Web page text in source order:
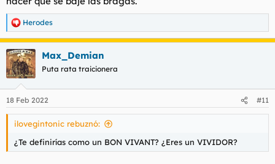
R
e
a
c
c
i
e
s
Herodes
Max_Demian
Puta rata traicionera
18 Feb 2022 #11
ilovegintonic rebuznó:
¿Te definirías como un BON VIVANT? ¿Eres un VIVIDOR?